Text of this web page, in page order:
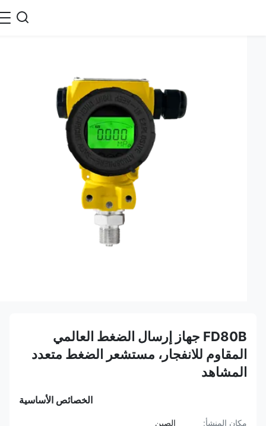
FD80B جهاز إرسال الضغط العالمي
المقاوم للانفجار، مستشعر الضغط متعدد
المشاهد
الخصائص الأساسية
مكان المنشأ:
الصين